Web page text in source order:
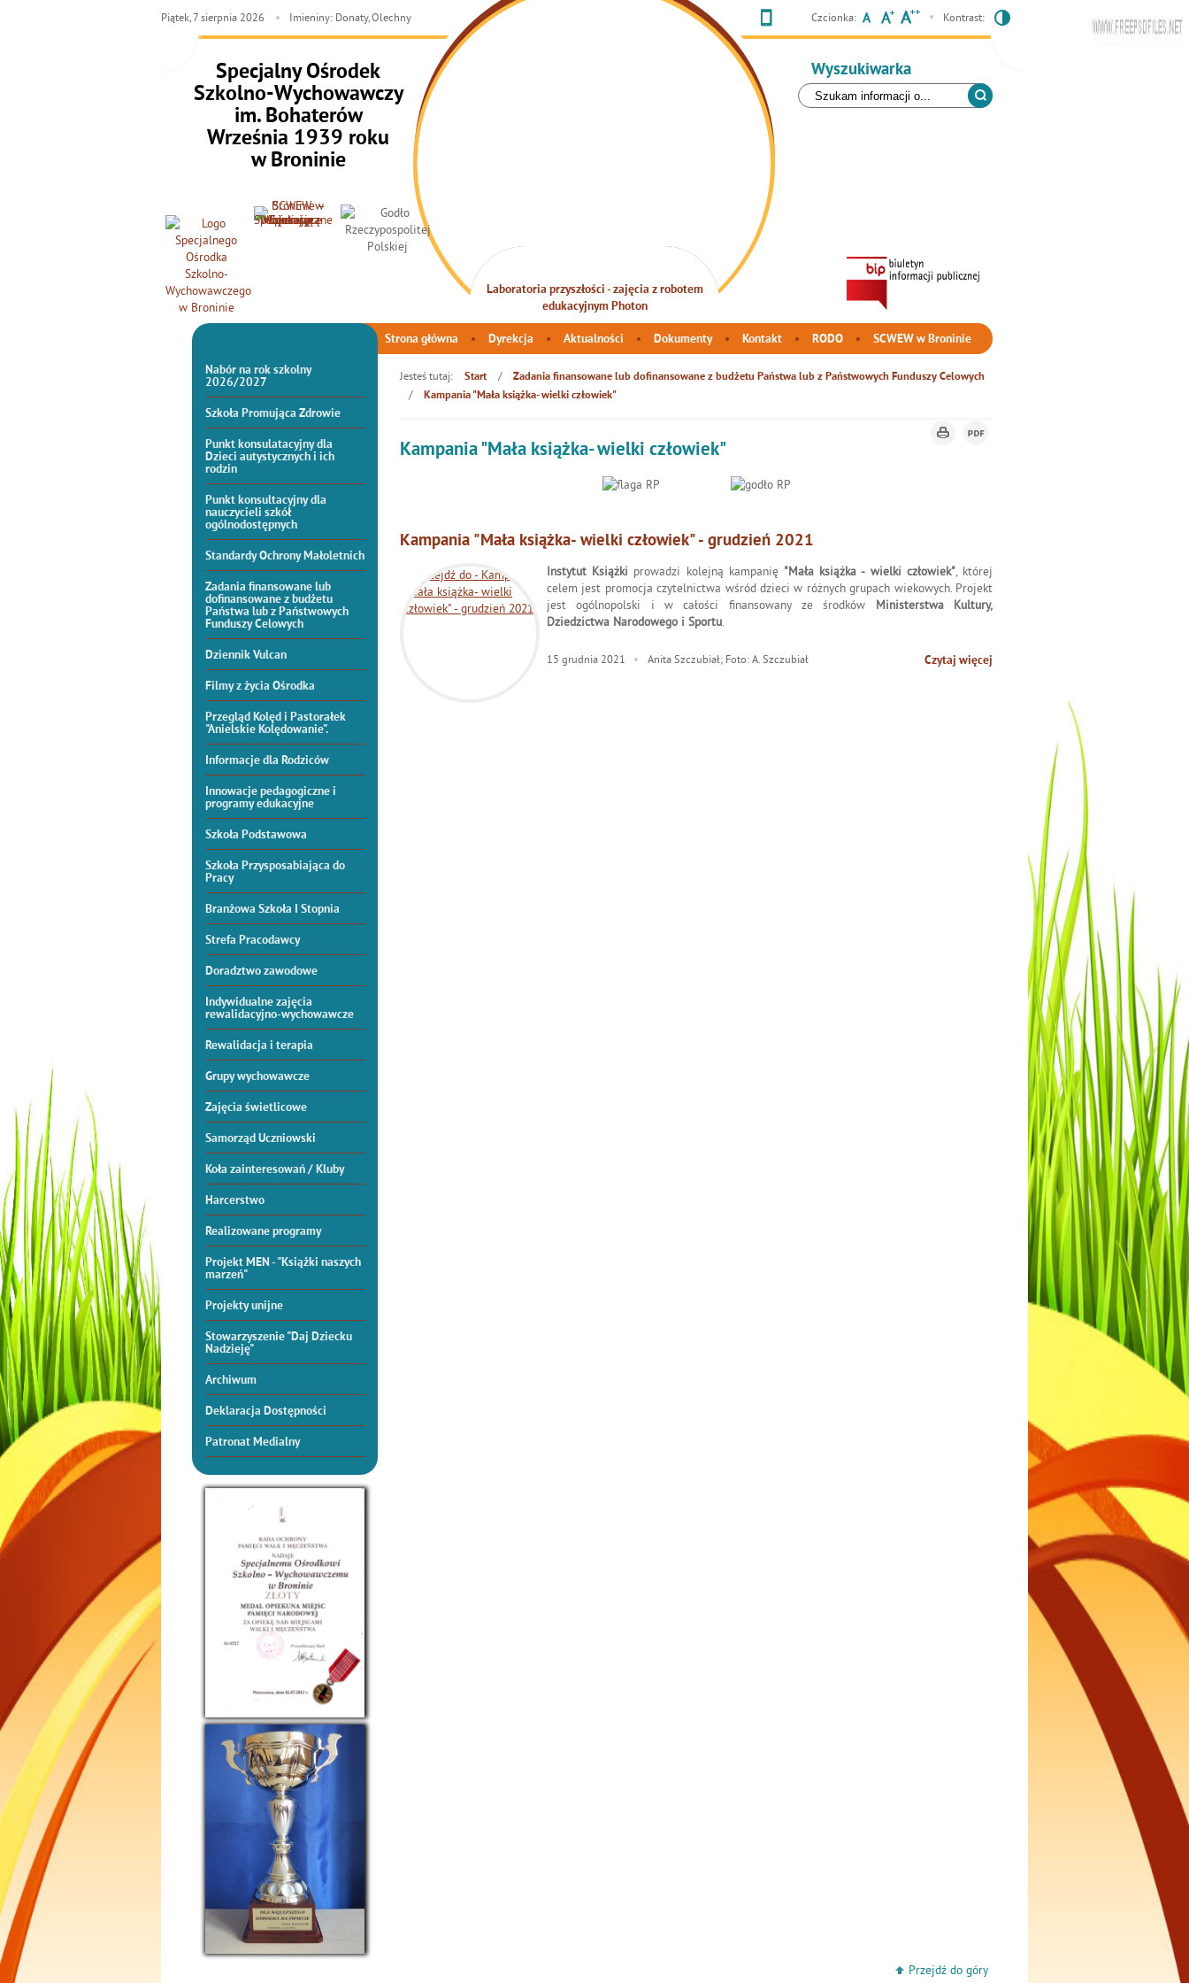
Specjalny Ośrodek
Szkolno-Wychowawczy
im. Bohaterów
Września 1939 roku
w Broninie
Czcionka: Kontrast:
Wyszukiwarka
Piątek, 7 sierpnia 2026 Imieniny: Donaty, Olechny
Laboratoria przyszłości - zajęcia z robotem
edukacyjnym Photon
INTEGRACJA SENSORYCZNA
Strona główna Dyrekcja Aktualności Dokumenty Kontakt RODO SCWEW w Broninie
Nabór na rok szkolny
2026/2027
Szkoła Promująca Zdrowie
Punkt konsulatacyjny dla
Dzieci autystycznych i ich
rodzin
Punkt konsultacyjny dla
nauczycieli szkół
ogólnodostępnych
Standardy Ochrony Małoletnich
Zadania finansowane lub
dofinansowane z budżetu
Państwa lub z Państwowych
Funduszy Celowych
Dziennik Vulcan
Filmy z życia Ośrodka
Przegląd Kolęd i Pastorałek
"Anielskie Kolędowanie".
Informacje dla Rodziców
Innowacje pedagogiczne i
programy edukacyjne
Szkoła Podstawowa
Szkoła Przysposabiająca do
Pracy
Branżowa Szkoła I Stopnia
Strefa Pracodawcy
Doradztwo zawodowe
Indywidualne zajęcia
rewalidacyjno-wychowawcze
Rewalidacja i terapia
Grupy wychowawcze
Zajęcia świetlicowe
Samorząd Uczniowski
Koła zainteresowań / Kluby
Harcerstwo
Realizowane programy
Projekt MEN - "Książki naszych
marzeń"
Projekty unijne
Stowarzyszenie "Daj Dziecku
Nadzieję"
Archiwum
Deklaracja Dostępności
Patronat Medialny
Jesteś tutaj: Start / Zadania finansowane lub dofinansowane z budżetu Państwa lub z Państwowych Funduszy Celowych
/ Kampania "Mała książka- wielki człowiek"
Kampania "Mała książka- wielki człowiek"
Kampania "Mała książka- wielki człowiek" - grudzień 2021
Instytut Książki prowadzi kolejną kampanię "Mała książka - wielki człowiek", której
celem jest promocja czytelnictwa wśród dzieci w różnych grupach wiekowych. Projekt
jest ogólnopolski i w całości finansowany ze środków Ministerstwa Kultury,
Dziedzictwa Narodowego i Sportu.
15 grudnia 2021 Anita Szczubiał; Foto: A. Szczubiał Czytaj więcej
Przejdź do góry